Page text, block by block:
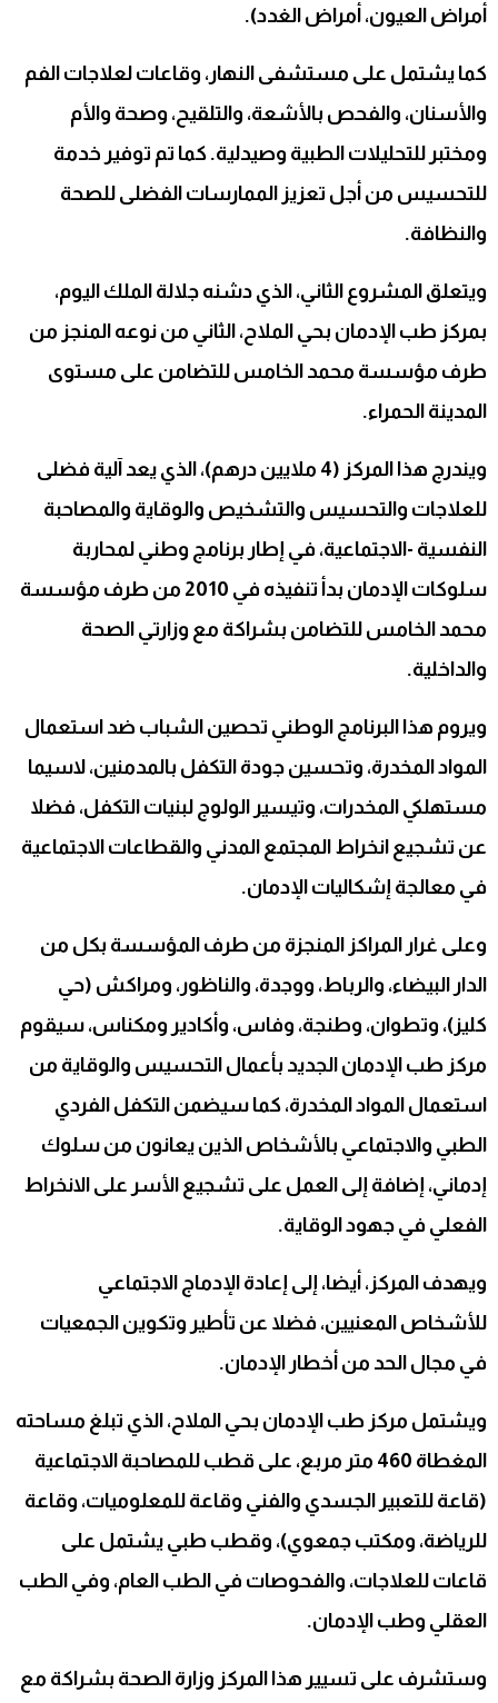
أمراض العيون، أمراض الغدد).
كما يشتمل على مستشفى النهار، وقاعات لعلاجات الفم
والأسنان، والفحص بالأشعة، والتلقيح، وصحة والأم
ومختبر للتحليلات الطبية وصيدلية. كما تم توفير خدمة
للتحسيس من أجل تعزيز الممارسات الفضلى للصحة
والنظافة.
ويتعلق المشروع الثاني، الذي دشنه جلالة الملك اليوم،
بمركز طب الإدمان بحي الملاح، الثاني من نوعه المنجز من
طرف مؤسسة محمد الخامس للتضامن على مستوى
المدينة الحمراء.
ويندرج هذا المركز (4 ملايين درهم)، الذي يعد آلية فضلى
للعلاجات والتحسيس والتشخيص والوقاية والمصاحبة
النفسية -الاجتماعية، في إطار برنامج وطني لمحاربة
سلوكات الإدمان بدأ تنفيذه في 2010 من طرف مؤسسة
محمد الخامس للتضامن بشراكة مع وزارتي الصحة
والداخلية.
ويروم هذا البرنامج الوطني تحصين الشباب ضد استعمال
المواد المخدرة، وتحسين جودة التكفل بالمدمنين، لاسيما
مستهلكي المخدرات، وتيسير الولوج لبنيات التكفل، فضلا
عن تشجيع انخراط المجتمع المدني والقطاعات الاجتماعية
في معالجة إشكاليات الإدمان.
وعلى غرار المراكز المنجزة من طرف المؤسسة بكل من
الدار البيضاء، والرباط، ووجدة، والناظور، ومراكش (حي
كليز)، وتطوان، وطنجة، وفاس، وأكادير ومكناس، سيقوم
مركز طب الإدمان الجديد بأعمال التحسيس والوقاية من
استعمال المواد المخدرة، كما سيضمن التكفل الفردي
الطبي والاجتماعي بالأشخاص الذين يعانون من سلوك
إدماني، إضافة إلى العمل على تشجيع الأسر على الانخراط
الفعلي في جهود الوقاية.
ويهدف المركز، أيضا، إلى إعادة الإدماج الاجتماعي
للأشخاص المعنيين، فضلا عن تأطير وتكوين الجمعيات
في مجال الحد من أخطار الإدمان.
ويشتمل مركز طب الإدمان بحي الملاح، الذي تبلغ مساحته
المغطاة 460 متر مربع، على قطب للمصاحبة الاجتماعية
(قاعة للتعبير الجسدي والفني وقاعة للمعلوميات، وقاعة
للرياضة، ومكتب جمعوي)، وقطب طبي يشتمل على
قاعات للعلاجات، والفحوصات في الطب العام، وفي الطب
العقلي وطب الإدمان.
وستشرف على تسيير هذا المركز وزارة الصحة بشراكة مع